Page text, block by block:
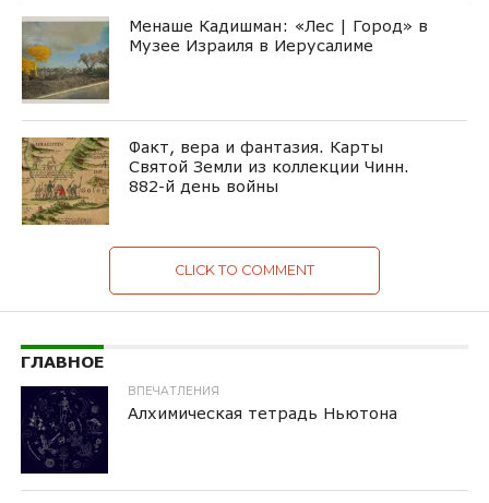
Менаше Кадишман: «Лес | Город» в
Музее Израиля в Иерусалиме
Факт, вера и фантазия. Карты
Святой Земли из коллекции Чинн.
882-й день войны
CLICK TO COMMENT
ГЛАВНОЕ
ВПЕЧАТЛЕНИЯ
Алхимическая тетрадь Ньютона